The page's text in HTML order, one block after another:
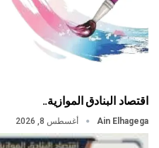
اقتصاد البنادق الموازية..
Ain Elhagega أغسطس 8, 2026